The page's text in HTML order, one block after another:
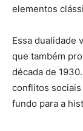
elementos
Essa dualidade
que também
década de
conflitos
fundo para a